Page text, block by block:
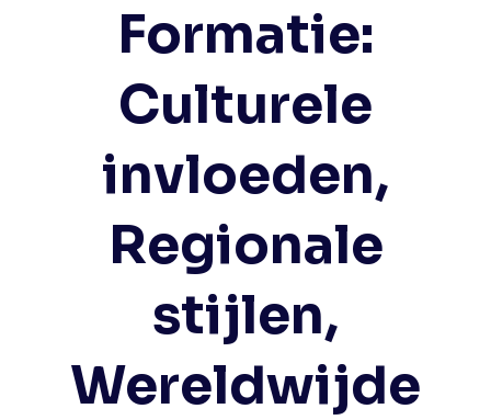
Formatie:
Culturele
invloeden,
Regionale
stijlen,
Wereldwijde